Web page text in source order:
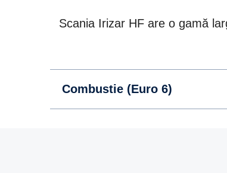
Scania Irizar HF are o gamă
Combustie (Euro 6)